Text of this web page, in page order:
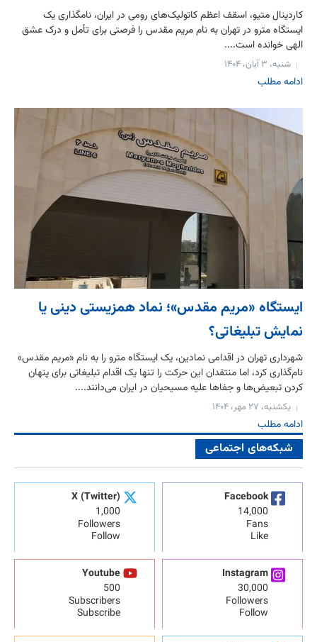
کاردینال متیو، اسقف اعظم کاتولیک‌های رومی در ایران، نامگذاری یک
ایستگاه مترو در تهران به نام مریم مقدس را فرصتی برای تأمل و درک عشق
الهی خوانده است....
شنبه، ۳ آبان، ۱۴۰۴
ادامه مطلب
ایستگاه «مریم مقدس»؛ نماد همزیستی دینی یا
نمایش تبلیغاتی؟
شهرداری تهران در اقدامی نمادین، یک ایستگاه مترو را به نام «مریم مقدس»
نام‌گذاری کرد، اما منتقدان این حرکت را تنها یک اقدام تبلیغاتی برای پنهان
کردن تبعیض‌ها و جفاها علیه مسیحیان در ایران می‌دانند....
یکشنبه، ۲۷ مهر، ۱۴۰۴
ادامه مطلب
شبکه‌های اجتماعی
Facebook
14,000
Fans
Like
X (Twitter)
1,000
Followers
Follow
Instagram
30,000
Followers
Follow
Youtube
500
Subscribers
Subscribe